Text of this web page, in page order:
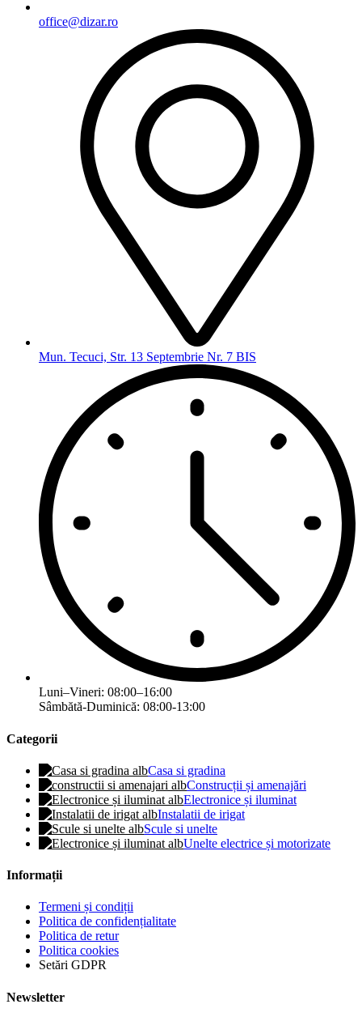
office@dizar.ro
Mun. Tecuci, Str. 13 Septembrie Nr. 7 BIS
Luni–Vineri: 08:00–16:00
Sâmbătă-Duminică: 08:00-13:00
Categorii
Casa si gradina
Construcții și amenajări
Electronice și iluminat
Instalatii de irigat
Scule si unelte
Unelte electrice și motorizate
Informații
Termeni și condiții
Politica de confidențialitate
Politica de retur
Politica cookies
Setări GDPR
Newsletter